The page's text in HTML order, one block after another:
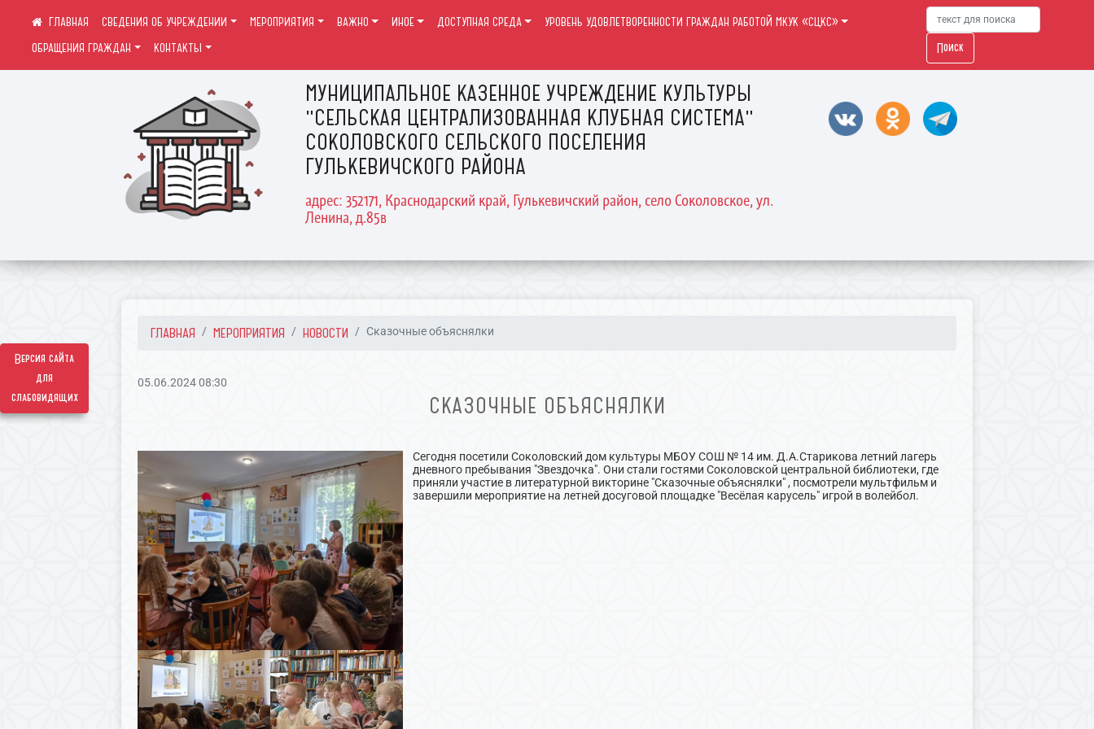
Версия сайта
для
слабовидящих
МУНИЦИПАЛЬНОЕ КАЗЕННОЕ УЧРЕЖДЕНИЕ КУЛЬТУРЫ
"СЕЛЬСКАЯ ЦЕНТРАЛИЗОВАННАЯ КЛУБНАЯ СИСТЕМА"
СОКОЛОВСКОГО СЕЛЬСКОГО ПОСЕЛЕНИЯ
ГУЛЬКЕВИЧСКОГО РАЙОНА
адрес: 352171, Краснодарский край, Гулькевичский район, село Соколовское, ул.
Ленина, д.85в
СВЕДЕНИЯ ОБ УЧРЕЖДЕНИИ МЕРОПРИЯТИЯ ВАЖНО ИНОЕ ДОСТУПНАЯ СРЕДА
УРОВЕНЬ УДОВЛЕТВОРЕННОСТИ ГРАЖДАН РАБОТОЙ МКУК «СЦКС»
ОБРАЩЕНИЯ ГРАЖДАН
КОНТАКТЫ Поиск
ГЛАВНАЯ МЕРОПРИЯТИЯ НОВОСТИ Сказочные объяснялки
05.06.2024 08:30
СКАЗОЧНЫЕ ОБЪЯСНЯЛКИ
Сегодня посетили Соколовский дом культуры МБОУ СОШ № 14 им. Д.А.Старикова летний лагерь
дневного пребывания "Звездочка". Они стали гостями Соколовской центральной библиотеки, где
приняли участие в литературной викторине "Сказочные объяснялки" , посмотрели мультфильм и
завершили мероприятие на летней досуговой площадке "Весёлая карусель" игрой в волейбол.